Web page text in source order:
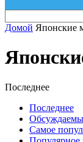
Домой Японские
Последнее
Последнее
Самое